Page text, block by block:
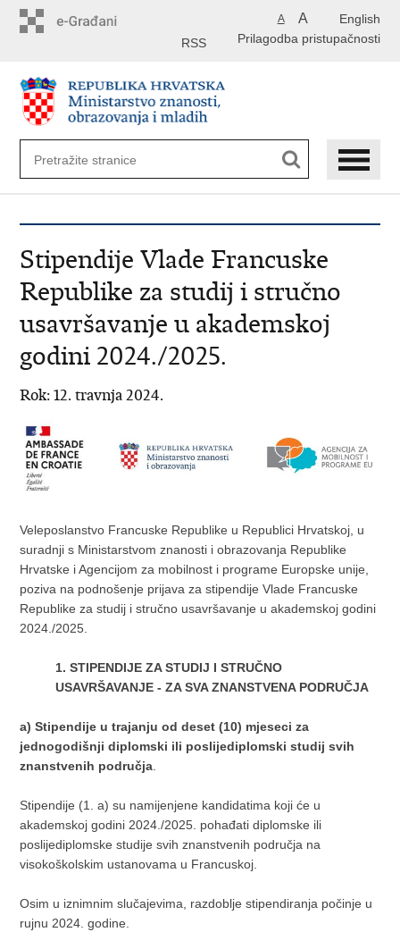
English
A A
Prilagodba pristupačnosti
RSS
Stipendije Vlade Francuske
Republike za studij i stručno
usavršavanje u akademskoj
godini 2024./2025.
Rok: 12. travnja 2024.
Veleposlanstvo Francuske Republike u Republici Hrvatskoj, u
suradnji s Ministarstvom znanosti i obrazovanja Republike
Hrvatske i Agencijom za mobilnost i programe Europske unije,
poziva na podnošenje prijava za stipendije Vlade Francuske
Republike za studij i stručno usavršavanje u akademskoj godini
2024./2025.
1. STIPENDIJE ZA STUDIJ I STRUČNO
USAVRŠAVANJE - ZA SVA ZNANSTVENA PODRUČJA
a) Stipendije u trajanju od deset (10) mjeseci za
jednogodišnji diplomski ili poslijediplomski studij svih
znanstvenih područja.
Stipendije (1. a) su namijenjene kandidatima koji će u
akademskoj godini 2024./2025. pohađati diplomske ili
poslijediplomske studije svih znanstvenih područja na
visokoškolskim ustanovama u Francuskoj.
Osim u iznimnim slučajevima, razdoblje stipendiranja počinje u
rujnu 2024. godine.